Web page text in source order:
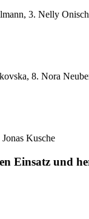
3. Nelly
8. Nora
Kusche
Einsatz und